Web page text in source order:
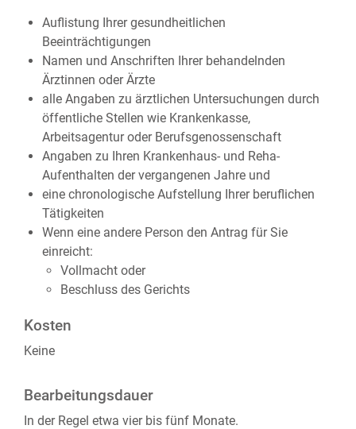
Auflistung Ihrer gesundheitlichen
Beeinträchtigungen
Namen und Anschriften Ihrer behandelnden
Ärztinnen oder Ärzte
alle Angaben zu ärztlichen Untersuchungen durch
öffentliche Stellen wie Krankenkasse,
Arbeitsagentur oder Berufsgenossenschaft
Angaben zu Ihren Krankenhaus- und Reha-
Aufenthalten der vergangenen Jahre und
eine chronologische Aufstellung Ihrer beruflichen
Tätigkeiten
Wenn eine andere Person den Antrag für Sie
einreicht:
Vollmacht oder
Beschluss des Gerichts
Kosten
Keine
Bearbeitungsdauer
In der Regel etwa vier bis fünf Monate.